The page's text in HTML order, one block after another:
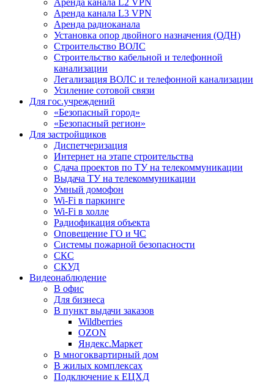
Аренда канала L3 VPN
Аренда радиоканала
Установка опор двойного назначения (ОДН)
Строительство ВОЛС
Строительство кабельной и телефонной
канализации
Легализация ВОЛС и телефонной канализации
Усиление сотовой связи
Для гос.учреждений
«Безопасный город»
«Безопасный регион»
Для застройщиков
Диспетчеризация
Интернет на этапе строительства
Сдача проектов по ТУ на телекоммуникации
Выдача ТУ на телекоммуникации
Умный домофон
Wi-Fi в паркинге
Wi-Fi в холле
Радиофикация объекта
Оповещение ГО и ЧС
Системы пожарной безопасности
СКС
СКУД
Видеонаблюдение
В офис
Для бизнеса
В пункт выдачи заказов
Wildberries
OZON
Яндекс.Маркет
В многоквартирный дом
В жилых комплексах
Подключение к ЕЦХД